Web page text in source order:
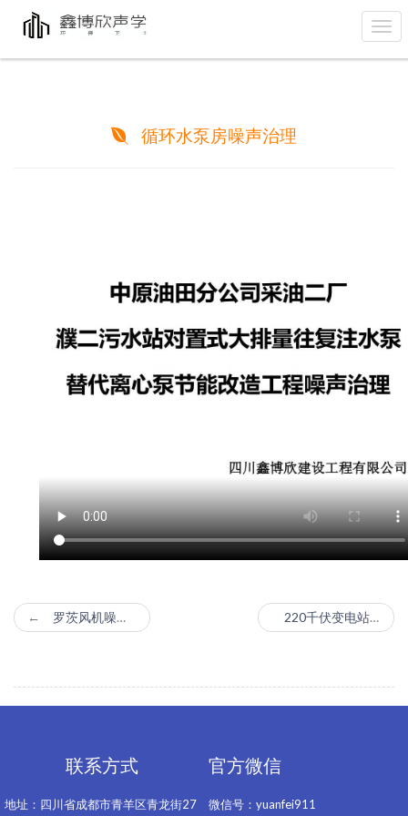
循环水泵房噪声治理
罗茨风机噪声治理 220千伏变电站噪声治理
联系方式
地址：四川省成都市青羊区青龙街27
官方微信
微信号：yuanfei911